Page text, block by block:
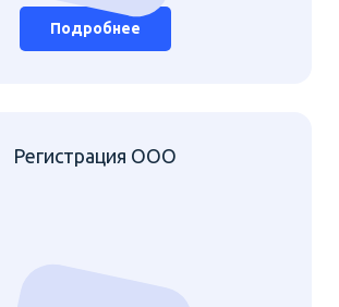
Подробнее
Регистрация ООО